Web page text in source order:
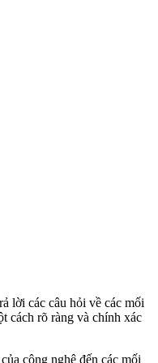
lời các câu hỏi về các mối
cách rõ ràng và chính xác
công nghệ đến các mối